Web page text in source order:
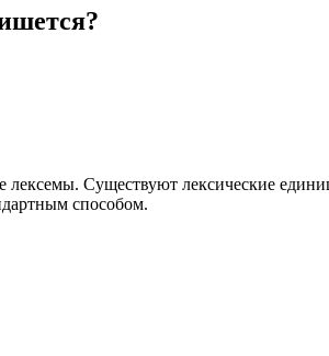
Существуют лексические
способом.